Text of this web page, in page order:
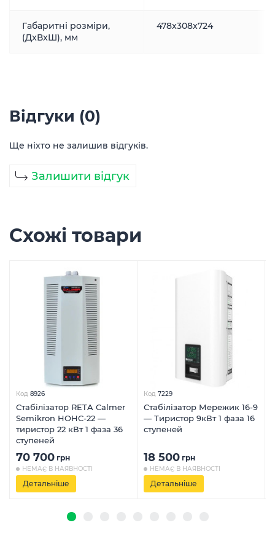
Габаритні розміри,
(ДxВxШ), мм
478x308x724
Відгуки (0)
Ще ніхто не залишив відгуків.
Залишити відгук
Схожі товари
Код 8926
Стабілізатор RETA Calmer
Semikron HOHC-22 —
тиристор 22 кВт 1 фаза 36
ступеней
70 700 грн
НЕМАЄ В НАЯВНОСТІ
Детальніше
Код 7229
Стабілізатор Мережик 16-9
— Тиристор 9кВт 1 фаза 16
ступеней
18 500 грн
НЕМАЄ В НАЯВНОСТІ
Детальніше